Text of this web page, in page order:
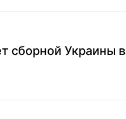
сборной Украины в